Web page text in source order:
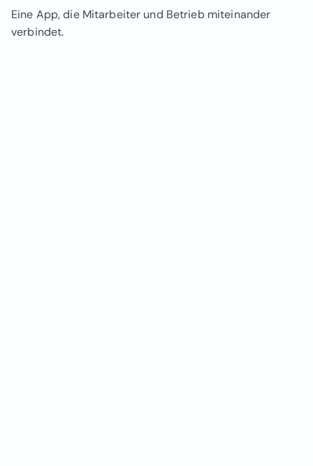
Eine App, die Mitarbeiter und Betrieb miteinander
verbindet.